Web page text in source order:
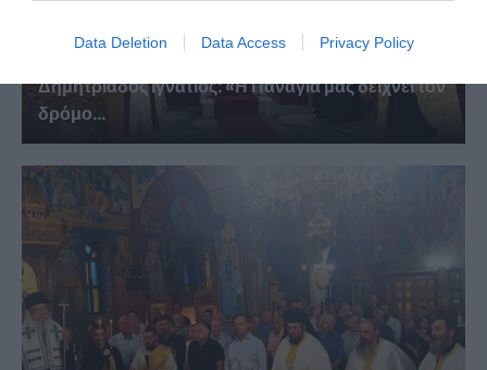
Data Deletion Data Access Privacy Policy
Δημητριάδος Ιγνάτιος: «Η Παναγία μας δείχνει τον
δρόμο...